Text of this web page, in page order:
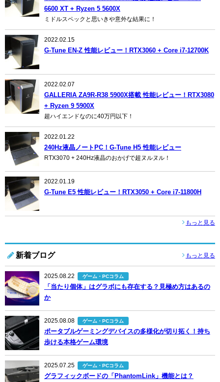
6600 XT + Ryzen 5 5600X
ミドルスペックと思いきや意外な結果に！
2022.02.15
G-Tune EN-Z 性能レビュー！RTX3060 + Core i7-12700K
2022.02.07
GALLERIA ZA9R-R38 5900X搭載 性能レビュー！RTX3080
+ Ryzen 9 5900X
超ハイエンドなのに40万円以下！
2022.01.22
240Hz液晶ノートPC！G-Tune H5 性能レビュー
RTX3070 + 240Hz液晶のおかげで超ヌルヌル！
2022.01.19
G-Tune E5 性能レビュー！RTX3050 + Core i7-11800H
もっと見る
新着ブログ もっと見る
2025.08.22 ゲーム・PCコラム
「当たり個体」はグラボにも存在する？見極め方はあるの
か
2025.08.08 ゲーム・PCコラム
ポータブルゲーミングデバイスの多様化が切り拓く！持ち
歩ける本格ゲーム環境
2025.07.25 ゲーム・PCコラム
グラフィックボードの「PhantomLink」機能とは？